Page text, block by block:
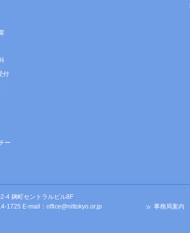
付
ー
4 麹町セントラルビル8F
1725 E-mail： office@nittokyo.or.jp 事務局案内